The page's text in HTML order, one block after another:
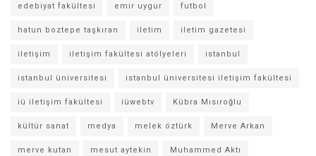
edebiyat fakültesi emir uygur futbol
hatun boztepe taşkıran iletim iletim gazetesi
iletişim iletişim fakültesi atölyeleri istanbul
istanbul üniversitesi istanbul üniversitesi iletişim fakültesi
iü iletişim fakültesi iüwebtv Kübra Mısıroğlu
kültür sanat medya melek öztürk Merve Arkan
merve kutan mesut aytekin Muhammed Aktı